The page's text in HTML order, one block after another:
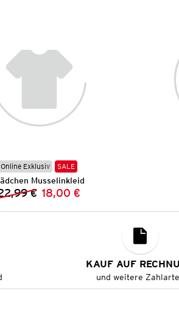
Online Exklusiv SALE
Musselinkleid
Vorheriger Preis:
€ Neuer Preis:
18,00 €
KAUF AUF
und weitere